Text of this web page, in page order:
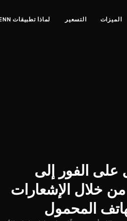
الميزات التسعير لماذا تطبيقات VENN
الفور إلى
خلال الإشعارات
المحمول